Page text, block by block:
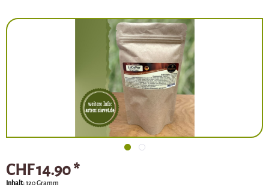
CHF 14.90 *
Inhalt:120 Gramm